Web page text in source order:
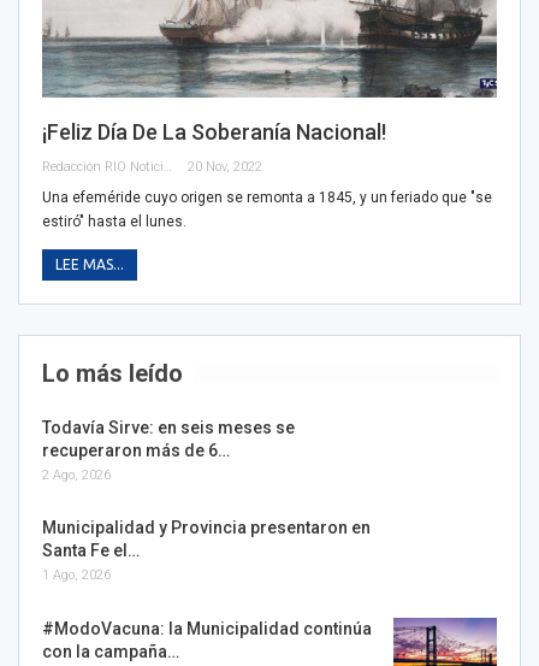
¡Feliz Día De La Soberanía Nacional!
20 Nov, 2022
Una efeméride cuyo origen se remonta a 1845, y un feriado que "se
estiró" hasta el lunes.
LEE MAS...
Lo más leído
Todavía Sirve: en seis meses se
recuperaron más de 6…
2 Ago, 2026
Municipalidad y Provincia presentaron en
Santa Fe el…
1 Ago, 2026
#ModoVacuna: la Municipalidad continúa
con la campaña…